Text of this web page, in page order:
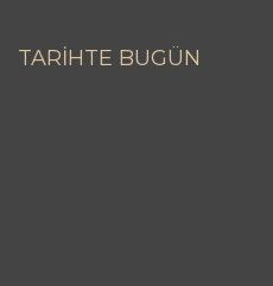
TARİHTE BUGÜN